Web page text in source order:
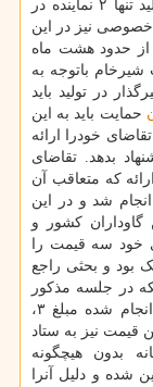
گیرند و وزارت جهاد کشاورزی بعنوان متولی تولید تنها ۲ نماینده در
نیز در این
حدود هشت ماه
باتوجه به
در تولید باید
حمایت باید به این
خودرا ارائه
بدهد. تقاضای
که متعاقب آن
شد و در این
گاوداران کشور و
خود سه قیمت را
بود و بحثی راجع
در جلسه مذکور
قیمت شیر خام بر طبق محاسبات و آنالیزهای انجام شده مبلغ ۳،
قیمت نیز به ستاد
بدون هیچگونه
۲، ۹۰۰ تومان تعیین شده و دلیل آنرا